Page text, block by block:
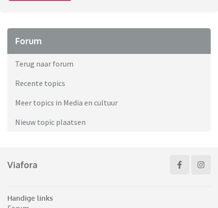
Forum
Terug naar forum
Recente topics
Meer topics in Media en cultuur
Nieuw topic plaatsen
Viafora
Handige links